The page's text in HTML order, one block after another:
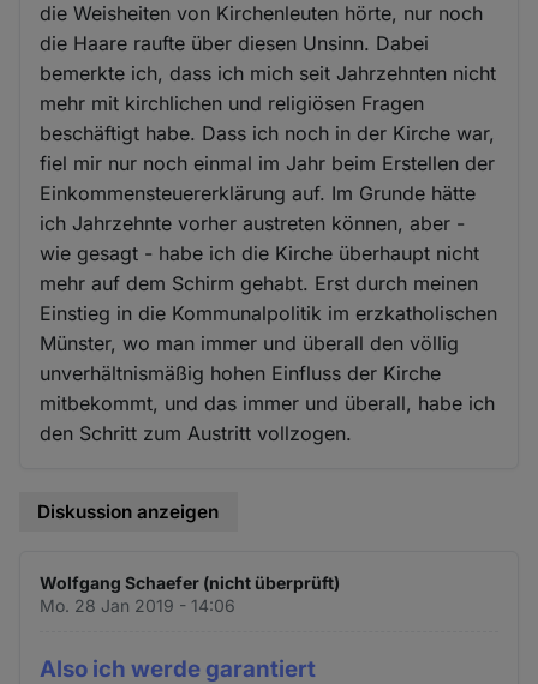
die Weisheiten von Kirchenleuten hörte, nur noch
die Haare raufte über diesen Unsinn. Dabei
bemerkte ich, dass ich mich seit Jahrzehnten nicht
mehr mit kirchlichen und religiösen Fragen
beschäftigt habe. Dass ich noch in der Kirche war,
fiel mir nur noch einmal im Jahr beim Erstellen der
Einkommensteuererklärung auf. Im Grunde hätte
ich Jahrzehnte vorher austreten können, aber -
wie gesagt - habe ich die Kirche überhaupt nicht
mehr auf dem Schirm gehabt. Erst durch meinen
Einstieg in die Kommunalpolitik im erzkatholischen
Münster, wo man immer und überall den völlig
unverhältnismäßig hohen Einfluss der Kirche
mitbekommt, und das immer und überall, habe ich
den Schritt zum Austritt vollzogen.
Diskussion anzeigen
Wolfgang Schaefer (nicht überprüft)
Mo. 28 Jan 2019 - 14:06
Also ich werde garantiert